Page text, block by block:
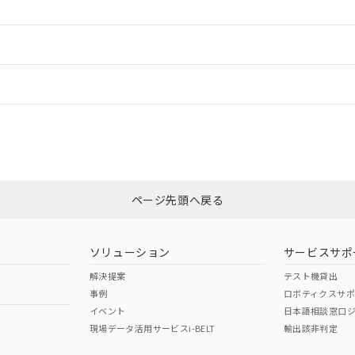
ダウンロードはこちら
（日本
（アメリカ
ページ先頭へ戻る
ソリューション
解決提案
事例
イベント
現場データ活用サービスi-BELT
サービスサポ
テスト機貸出
ロボティクスサ
日本語相談窓口
輸出該非判定